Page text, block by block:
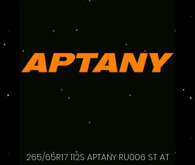
265/65R17 112S APTANY RU006 ST AT